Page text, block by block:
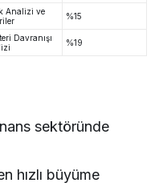
Analizi ve
%15
Davranışı
%19
sektöründe
hızlı büyüme